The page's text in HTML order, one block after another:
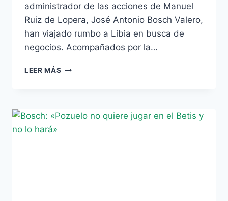
administrador de las acciones de Manuel
Ruiz de Lopera, José Antonio Bosch Valero,
han viajado rumbo a Libia en busca de
negocios. Acompañados por la…
LEER MÁS
EN